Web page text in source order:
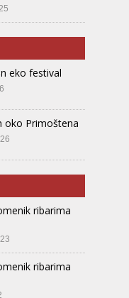
eko festival
oko Primoštena
ribarima
ribarima